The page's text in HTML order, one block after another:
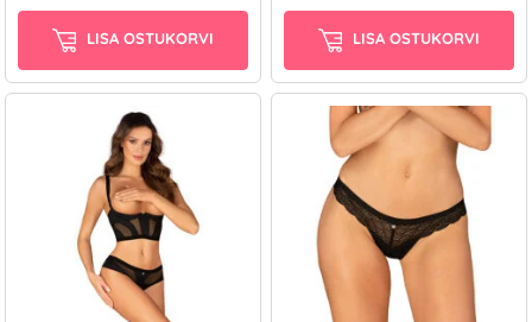
LISA OSTUKORVI LISA OSTUKORVI